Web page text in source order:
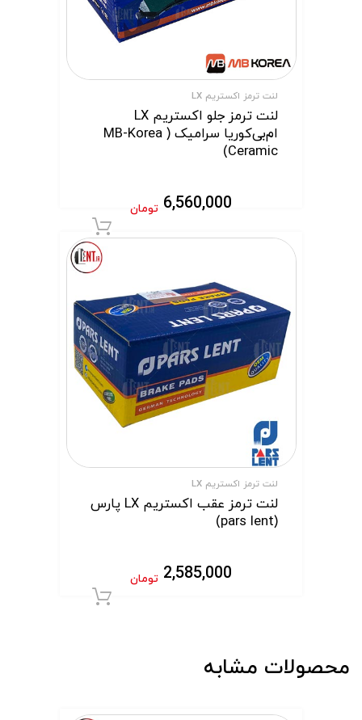
لنت ترمز اکستریم LX
لنت ترمز جلو اکستریم LX
ام‌بی‌کوریا سرامیک ( MB-Korea
Ceramic)
6,560,000 تومان
لنت ترمز اکستریم LX
لنت ترمز عقب اکستریم LX پارس
(pars lent)
2,585,000 تومان
محصولات مشابه